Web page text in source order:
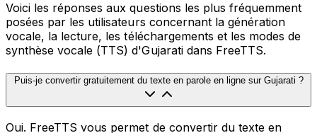
Voici les réponses aux questions les plus fréquemment
posées par les utilisateurs concernant la génération
vocale, la lecture, les téléchargements et les modes de
synthèse vocale (TTS) d'Gujarati dans FreeTTS.
Puis-je convertir gratuitement du texte en parole en ligne sur Gujarati ?
Oui. FreeTTS vous permet de convertir du texte en